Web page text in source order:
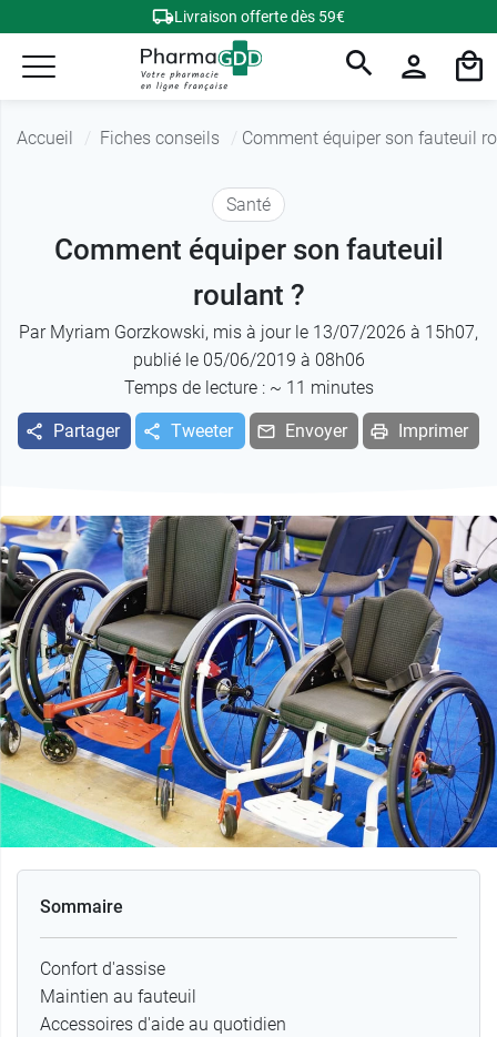
Livraison offerte dès 59€
Accueil Fiches conseils Comment équiper son fauteuil
Santé
Comment équiper son fauteuil
roulant ?
Par Myriam Gorzkowski, mis à jour le 13/07/2026 à 15h07,
publié le 05/06/2019 à 08h06
Temps de lecture : ~ 11 minutes
Partager Tweeter Envoyer Imprimer
Sommaire
Confort d'assise
Maintien au fauteuil
Accessoires d'aide au quotidien